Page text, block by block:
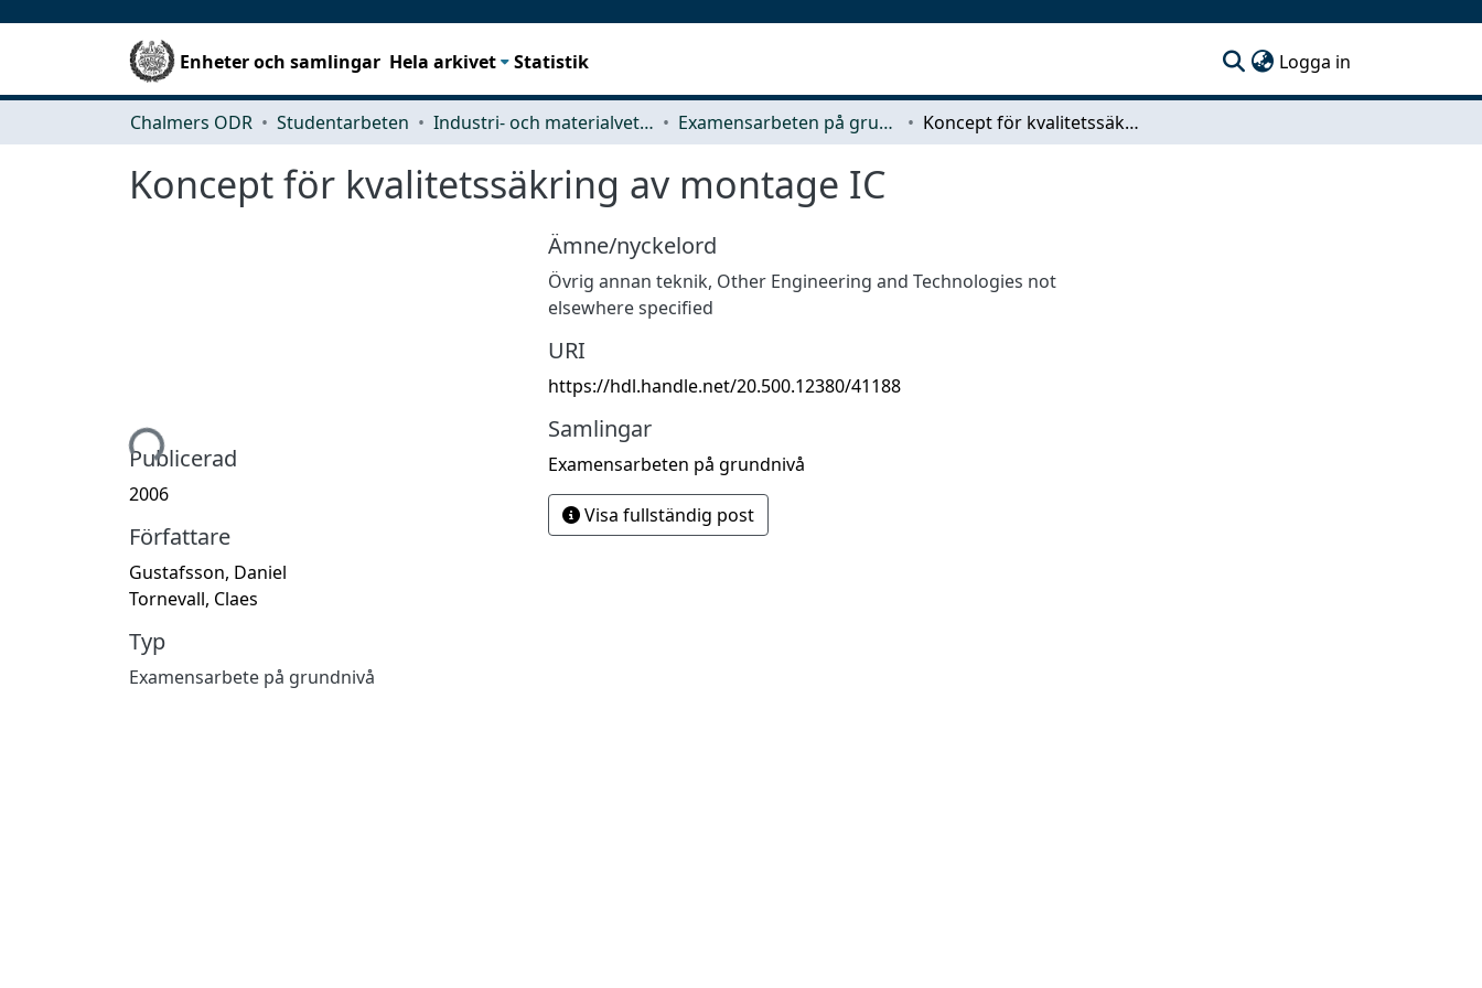
Enheter och samlingar Hela arkivet Statistik Logga in
Chalmers ODR Studentarbeten Industri- och materialvetenskap (IMS) Examensarbeten på grundnivå Koncept för kvalitetssäkring av montage IC
Koncept för kvalitetssäkring av montage IC
Hämtar...
Publicerad
2006
Författare
Gustafsson, Daniel
Tornevall, Claes
Typ
Examensarbete på grundnivå
Ämne/nyckelord
Övrig annan teknik, Other Engineering and Technologies not
elsewhere specified
URI
https://hdl.handle.net/20.500.12380/41188
Samlingar
Examensarbeten på grundnivå
Visa fullständig post